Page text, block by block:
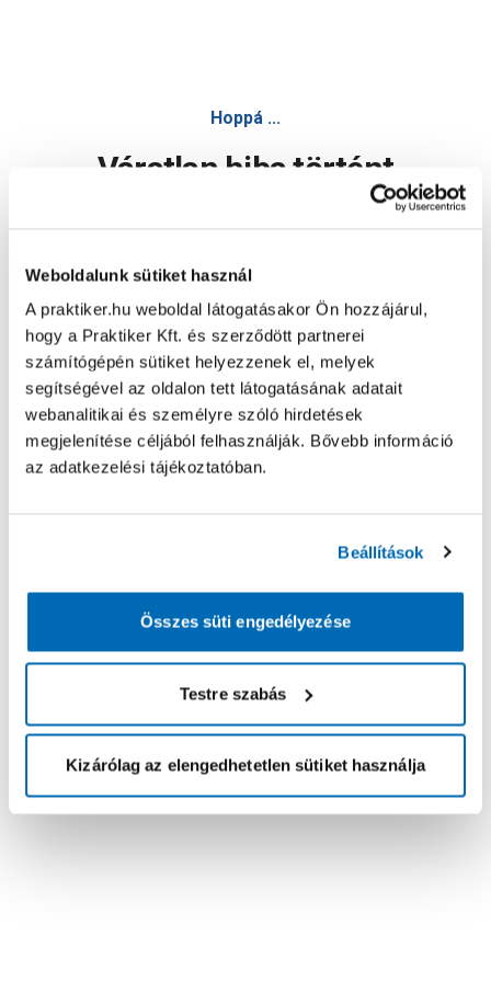
Weboldalunk sütiket használ
A praktiker.hu weboldal látogatásakor Ön hozzájárul,
hogy a Praktiker Kft. és szerződött partnerei
számítógépén sütiket helyezzenek el, melyek
segítségével az oldalon tett látogatásának adatait
webanalitikai és személyre szóló hirdetések
megjelenítése céljából felhasználják. Bővebb információ
az adatkezelési tájékoztatóban.
Beállítások
Összes süti engedélyezése
Testre szabás
Kizárólag az elengedhetetlen sütiket használja
Hoppá ...
Váratlan hiba történt
Oldal újratöltése